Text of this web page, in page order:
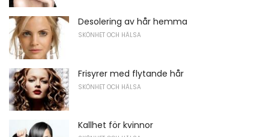
Desolering av hår hemma
SKÖNHET OCH HÄLSA
Frisyrer med flytande hår
SKÖNHET OCH HÄLSA
Kallhet för kvinnor